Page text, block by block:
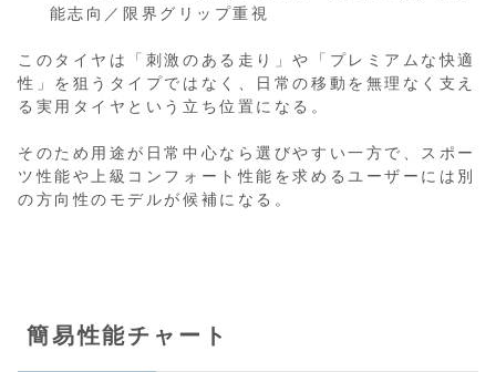
能志向／限界グリップ重視
このタイヤは「刺激のある走り」や「プレミアムな快適
性」を狙うタイプではなく、日常の移動を無理なく支え
る実用タイヤという立ち位置になる。
そのため用途が日常中心なら選びやすい一方で、スポー
ツ性能や上級コンフォート性能を求めるユーザーには別
の方向性のモデルが候補になる。
簡易性能チャート